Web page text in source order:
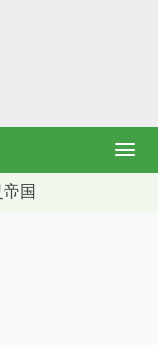
国